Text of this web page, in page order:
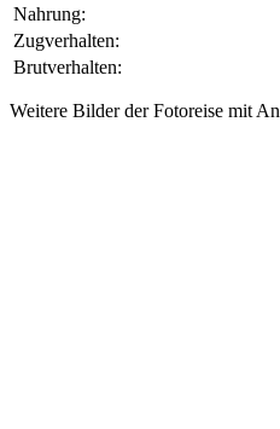
Nahrung:
Zugverhalten:
Brutverhalten:
Weitere Bilder der Fotoreise mit